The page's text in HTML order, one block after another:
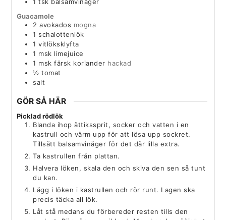
Guacamole
2 avokados mogna
1 schalottenlök
1 vitlöksklyfta
1 msk limejuice
1 msk färsk koriander hackad
½ tomat
salt
GÖR SÅ HÄR
Picklad rödlök
Blanda ihop ättikssprit, socker och vatten i en
kastrull och värm upp för att lösa upp sockret.
Tillsätt balsamvinäger för det där lilla extra.
Ta kastrullen från plattan.
Halvera löken, skala den och skiva den sen så tunt
du kan.
Lägg i löken i kastrullen och rör runt. Lagen ska
precis täcka all lök.
Låt stå medans du förbereder resten tills den